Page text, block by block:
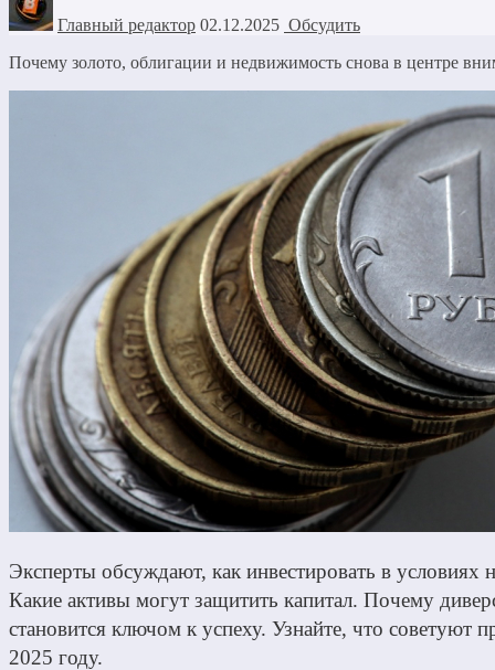
Главный редактор 02.12.2025 Обсудить
Почему золото, облигации и недвижимость снова в центре
Эксперты обсуждают, как инвестировать в условиях
Какие активы могут защитить капитал. Почему
становится ключом к успеху. Узнайте, что советуют
2025 году.